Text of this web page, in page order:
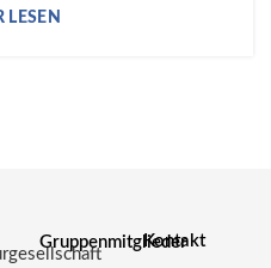
Gruppenmitglieder
Kontakt